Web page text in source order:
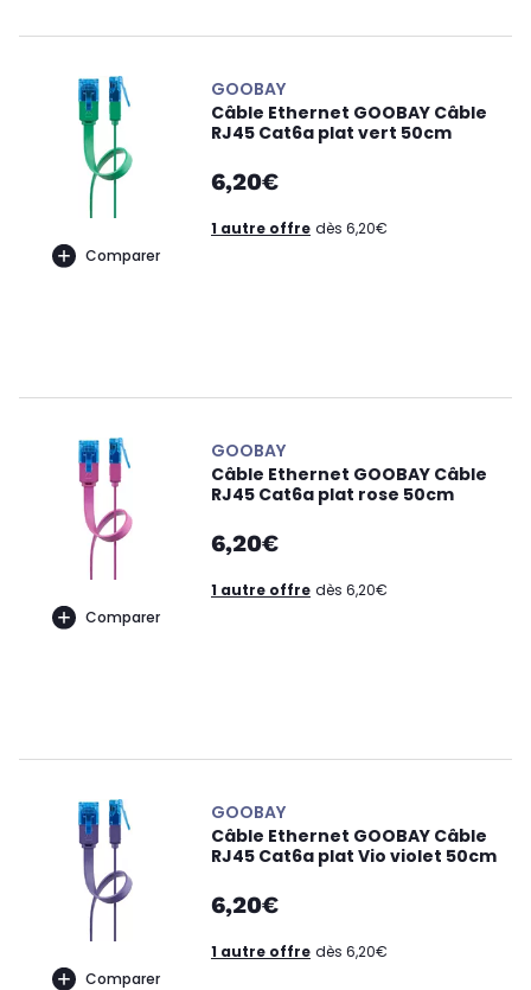
Comparer
GOOBAY
Câble Ethernet GOOBAY Câble
RJ45 Cat6a plat vert 50cm
6,20€
1 autre offre dès 6,20€
Comparer
GOOBAY
Câble Ethernet GOOBAY Câble
RJ45 Cat6a plat rose 50cm
6,20€
1 autre offre dès 6,20€
Comparer
GOOBAY
Câble Ethernet GOOBAY Câble
RJ45 Cat6a plat Vio violet 50cm
6,20€
1 autre offre dès 6,20€